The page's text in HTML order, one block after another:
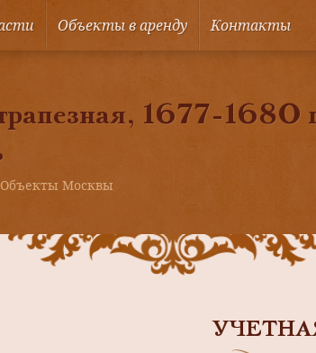
Объекты в аренду Контакты
1677-1680
Объекты Москвы